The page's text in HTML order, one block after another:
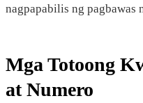
nagpapabilis ng pagbawas
Mga Totoong
at Numero